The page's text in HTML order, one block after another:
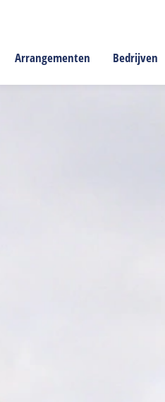
Arrangementen Bedrijven